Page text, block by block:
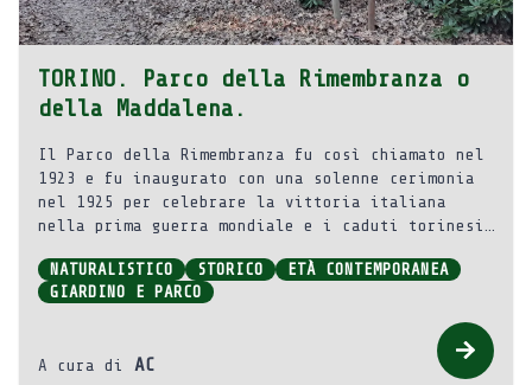
TORINO. Parco della Rimembranza o
della Maddalena.
Il Parco della Rimembranza fu così chiamato nel
1923 e fu inaugurato con una solenne cerimonia
nel 1925 per celebrare la vittoria italiana
nella prima guerra mondiale e i caduti torinesi,
quattrocento specie botaniche differenti. Ha
un’estensione superiore a 90 ettari e ospita
NATURALISTICO STORICO
ETÀ CONTEMPORANEA
GIARDINO E PARCO
A cura di AC